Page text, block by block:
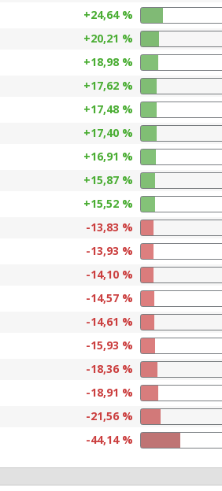
+24,64 %
+20,21 %
+18,98 %
+17,62 %
+17,48 %
+17,40 %
+16,91 %
+15,87 %
+15,52 %
-13,83 %
-13,93 %
-14,10 %
-14,57 %
-14,61 %
-15,93 %
-18,36 %
-18,91 %
-21,56 %
-44,14 %